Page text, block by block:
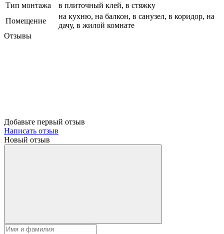
Тип монтажа
в плиточный клей, в стяжку
Помещение
на кухню, на балкон, в санузел, в коридор, на
дачу, в жилой комнате
Отзывы
Добавьте первый отзыв
Написать отзыв
Новый отзыв